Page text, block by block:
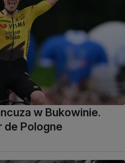
w Bukowinie.
de Pologne